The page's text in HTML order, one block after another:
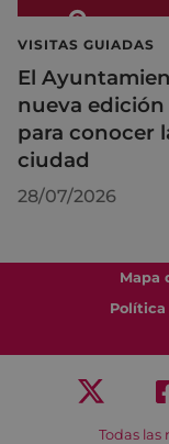
VISITAS GUIADAS
El
nueva
para conocer
ciudad
28/07/2026
Mapa
Política
Todas